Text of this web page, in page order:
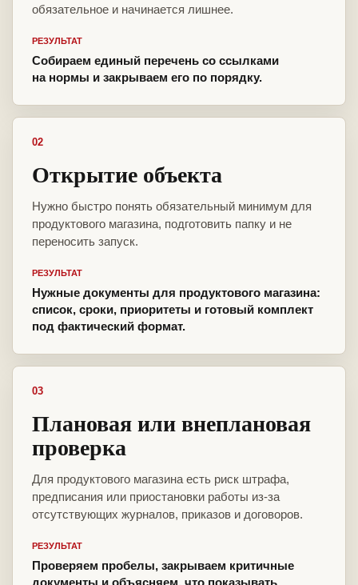
обязательное и начинается лишнее.
РЕЗУЛЬТАТ
Собираем единый перечень со ссылками
на нормы и закрываем его по порядку.
02
Открытие объекта
Нужно быстро понять обязательный минимум для
продуктового магазина, подготовить папку и не
переносить запуск.
РЕЗУЛЬТАТ
Нужные документы для продуктового магазина:
список, сроки, приоритеты и готовый комплект
под фактический формат.
03
Плановая или внеплановая
проверка
Для продуктового магазина есть риск штрафа,
предписания или приостановки работы из-за
отсутствующих журналов, приказов и договоров.
РЕЗУЛЬТАТ
Проверяем пробелы, закрываем критичные
документы и объясняем, что показывать